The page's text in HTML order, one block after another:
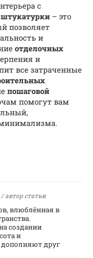
с
– это
позволяет
и
отделочных
и
все затраченные
пошаговой
помогут вам
/ автор статьи
влюблённая в
создании
и
друг